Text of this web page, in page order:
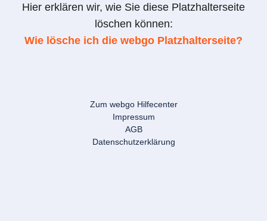
Hier erklären wir, wie Sie diese Platzhalterseite
löschen können:
Wie lösche ich die webgo Platzhalterseite?
Zum webgo Hilfecenter
Impressum
AGB
Datenschutzerklärung